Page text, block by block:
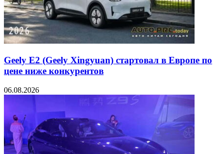
Geely E2 (Geely Xingyuan) стартовал в Европе по
цене ниже конкурентов
06.08.2026